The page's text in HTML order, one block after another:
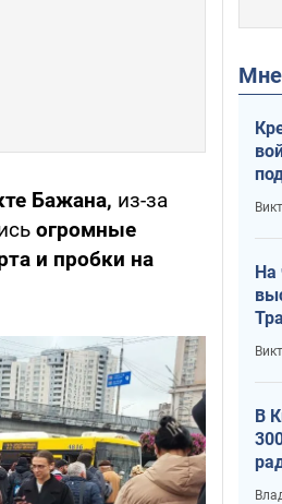
Бажана, из-за
огромные
и пробки на
На
В